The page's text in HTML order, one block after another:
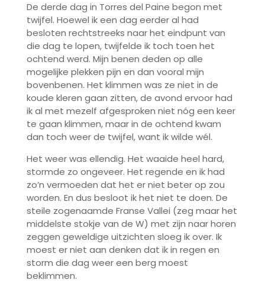
De derde dag in Torres del Paine begon met
twijfel. Hoewel ik een dag eerder al had
besloten rechtstreeks naar het eindpunt van
die dag te lopen, twijfelde ik toch toen het
ochtend werd. Mijn benen deden op alle
mogelijke plekken pijn en dan vooral mijn
bovenbenen. Het klimmen was ze niet in de
koude kleren gaan zitten, de avond ervoor had
ik al met mezelf afgesproken niet nóg een keer
te gaan klimmen, maar in de ochtend kwam
dan toch weer de twijfel, want ik wilde wél.
Het weer was ellendig. Het waaide heel hard,
stormde zo ongeveer. Het regende en ik had
zo’n vermoeden dat het er niet beter op zou
worden. En dus besloot ik het niet te doen. De
steile zogenaamde Franse Vallei (zeg maar het
middelste stokje van de W) met zijn naar horen
zeggen geweldige uitzichten sloeg ik over. Ik
moest er niet aan denken dat ik in regen en
storm die dag weer een berg moest
beklimmen.